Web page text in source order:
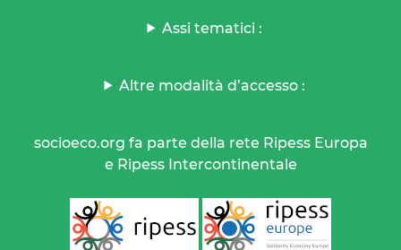
Assi tematici :
Altre modalità d’accesso :
socioeco.org fa parte della rete Ripess Europa
e Ripess Intercontinentale